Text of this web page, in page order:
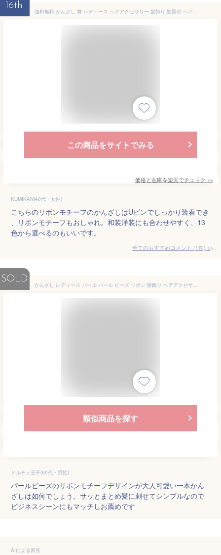
16th
送料無料 かんざし 簪 レディース ヘアアクセサリー 髪飾り 髪留め ヘアピン Uピン コーム 蝶 チョウ リボン 和装 洋装 着物 浴衣
この商品をサイトでみる
価格と在庫を楽天でチェック >>
KUMIKAN(40代・女性)
こちらのリボンモチーフのかんざしはUピンでしっかり装着でき
、リボンモチーフもおしゃれ。和装洋装にも合わせやすく、13
色から選べるのもいいです。
全てのおすすめコメント (1件) >
SOLD
かんざし レディース パール パール ビーズ リボン 髪飾り ヘアアクセサリー 新チャイナ風 和風 レトロモダン 上品 エレガント 個性的 かわいい 樹脂製 浴衣 着物 成人式 卒業式 結婚式 イベント
類似商品を探す
ドルチェ王子(60代・男性)
パールビーズのリボンモチーフデザインが大人可愛い一本かん
ざしは如何でしょう。サッとまとめ髪に刺せてシンプルなので
ビジネスシーンにもマッチしお薦めです
AIによる回答